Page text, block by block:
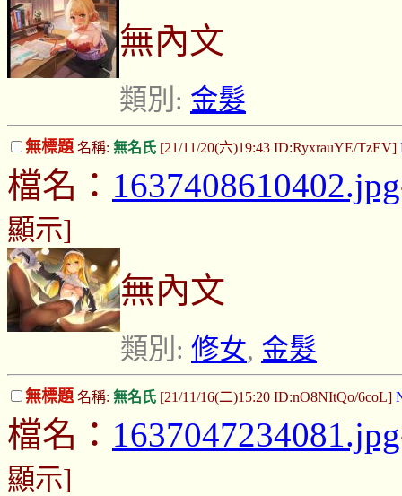
無內文
類別: 金髮
無標題 名稱: 無名氏 [21/11/20(六)19:43 ID:RyxrauYE/TzEV]
檔名： 1637408610402.jpg
顯示]
無內文
類別: 修女, 金髮
無標題 名稱: 無名氏 [21/11/16(二)15:20 ID:nO8NItQo/6coL]
檔名： 1637047234081.jpg
顯示]